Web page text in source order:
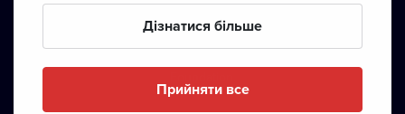
Положення й умови • Конфіденційність • Автoрські права
Дізнатися більше
Прийняти все